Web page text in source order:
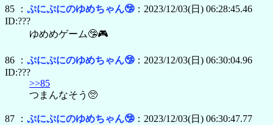
85 ： ぷにぷにのゆめちゃん🤥：2023/12/03(日) 06:28:45.46
ID:???
ゆめめゲーム🤥🎮
86 ： ぷにぷにのゆめちゃん🤥：2023/12/03(日) 06:30:04.96
ID:???
>>85
つまんなそう🥺
87 ： ぷにぷにのゆめちゃん🤥：2023/12/03(日) 06:30:47.77